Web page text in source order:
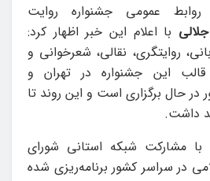
عمومی جشنواره روایت
با اعلام این خبر اظهار کرد:
خیابانی، روایتگری، نقالی، شعرخوانی و
این جشنواره در تهران و
حال برگزاری است و این روند تا
داشت.
مشارکت شبکه استانی شورای
در سراسر کشور برنامه‌ریزی شده